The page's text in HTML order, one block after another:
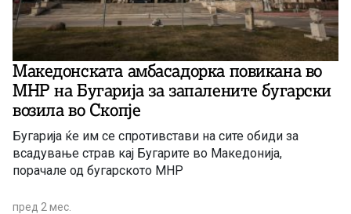
Македонската амбасадорка повикана во
МНР на Бугарија за запалените бугарски
возила во Скопје
Бугарија ќе им се спротивстави на сите обиди за
всадување страв кај Бугарите во Македонија,
порачале од бугарското МНР
пред 2 мес.